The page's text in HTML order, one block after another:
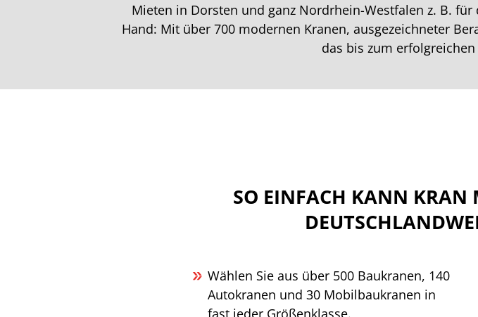
Mieten in Dorsten und ganz Nordrhein-Westfalen z. B.
Hand: Mit über 700 modernen Kranen, ausgezeichneter
das bis zum
SO EINFACH KANN KRAN
Wählen Sie aus über 500 Baukranen, 140
Autokranen und 30 Mobilbaukranen in
fast jeder Größenklasse.